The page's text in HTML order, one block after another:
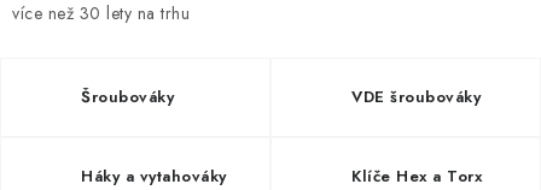
PROFI STROJE
PRODEJNY
více než 30 lety na trhu
Šroubováky VDE šroubováky
Háky a vytahováky Klíče Hex a Torx